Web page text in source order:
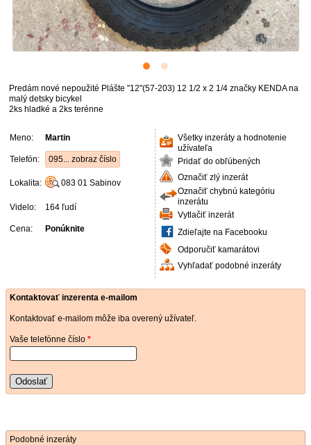
Predám nové nepoužité Plášte "12"(57-203) 12 1/2 x 2 1/4 značky KENDA na
malý detsky bicykel
2ks hladké a 2ks terénne
Meno: Martin
Telefón: 095... zobraz číslo
Lokalita: 083 01 Sabinov
Videlo: 164 ľudí
Cena: Ponúknite
Všetky inzeráty a hodnotenie
užívateľa
Pridať do obľúbených
Označiť zlý inzerát
Označiť chybnú kategóriu
inzerátu
Vytlačiť inzerát
Zdieľajte na Facebooku
Odporučiť kamarátovi
Vyhľadať podobné inzeráty
Kontaktovať inzerenta e-mailom
Kontaktovať e-mailom môže iba overený užívateľ.
Vaše telefónne číslo *
Odoslať
Podobné inzeráty